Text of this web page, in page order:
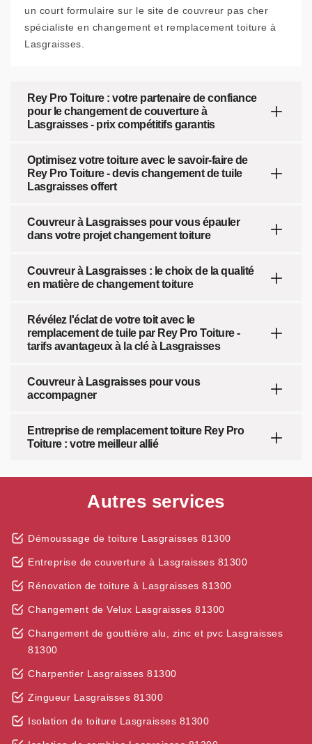
un court formulaire sur le site de couvreur pas cher
spécialiste en changement et remplacement toiture à
Lasgraisses.
Rey Pro Toiture : votre partenaire de confiance
pour le changement de couverture à
Lasgraisses - prix compétitifs garantis
Optimisez votre toiture avec le savoir-faire de
Rey Pro Toiture - devis changement de tuile
Lasgraisses offert
Couvreur à Lasgraisses pour vous épauler
dans votre projet changement toiture
Couvreur à Lasgraisses : le choix de la qualité
en matière de changement toiture
Révélez l'éclat de votre toit avec le
remplacement de tuile par Rey Pro Toiture -
tarifs avantageux à la clé à Lasgraisses
Couvreur à Lasgraisses pour vous
accompagner
Entreprise de remplacement toiture Rey Pro
Toiture : votre meilleur allié
Autres services
Démoussage de toiture Lasgraisses 81300
Entreprise de couverture à Lasgraisses 81300
Rénovation de toiture à Lasgraisses 81300
Changement de Velux Lasgraisses 81300
Changement de gouttière alu, zinc et pvc Lasgraisses
81300
Charpentier Lasgraisses 81300
Zingueur Lasgraisses 81300
Isolation de toiture Lasgraisses 81300